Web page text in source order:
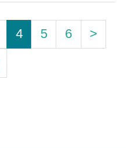
4 5 6
>